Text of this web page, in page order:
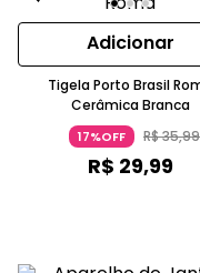
Adicionar
Tigela Porto Brasil
Cerâmica Branca
17%OFF R$35,99
R$ 29,99